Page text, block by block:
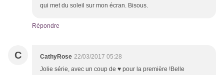
qui met du soleil sur mon écran. Bisous.
Répondre
C CathyRose 22/03/2017 05:28
Jolie série, avec un coup de ♥ pour la première !Belle